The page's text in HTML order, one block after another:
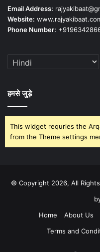
Email Address:
Website:
Phone Number:
हमसे जुड़े
This widget requries the
from the Theme settings
© Copyright 2026, All
Home
About Us
Terms and